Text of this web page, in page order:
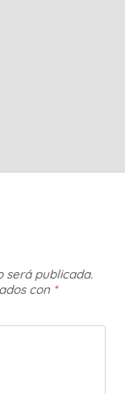
será publicada.
con *